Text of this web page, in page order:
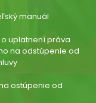
manuál
uplatnení práva
na odstúpenie od
ostúpenie od